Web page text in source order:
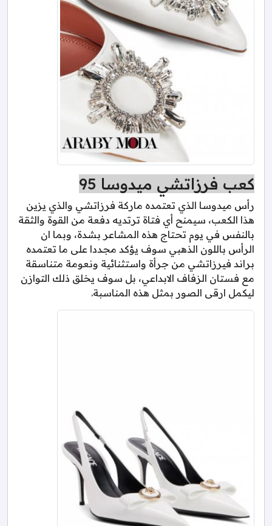
كعب فرزاتشي ميدوسا 95
رأس ميدوسا الذي تعتمده ماركة فرزاتشي والذي يزين
هذا الكعب، سيمنح أي فتاة ترتديه دفعة من القوة والثقة
بالنفس في يوم تحتاج هذه المشاعر بشدة، وبما ان
الرأس باللون الذهبي سوف يؤكد مجددا على ما تعتمده
براند فيرزاتشي من جرأة واستثنائية ونعومة متناسقة
مع فستان الزفاف الابداعي، بل سوف يخلق ذلك التوازن
ليكمل ارقى الصور بمثل هذه المناسبة.